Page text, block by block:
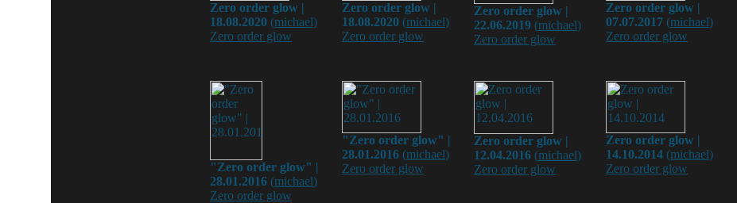
Zero order glow |
18.08.2020 (michael)
Zero order glow
Zero order glow |
18.08.2020 (michael)
Zero order glow
Zero order glow |
22.06.2019 (michael)
Zero order glow
Zero order glow |
07.07.2017 (michael)
Zero order glow
"Zero order glow" |
28.01.2016 (michael)
Zero order glow
"Zero order glow" |
28.01.2016 (michael)
Zero order glow
Zero order glow |
12.04.2016 (michael)
Zero order glow
Zero order glow |
14.10.2014 (michael)
Zero order glow